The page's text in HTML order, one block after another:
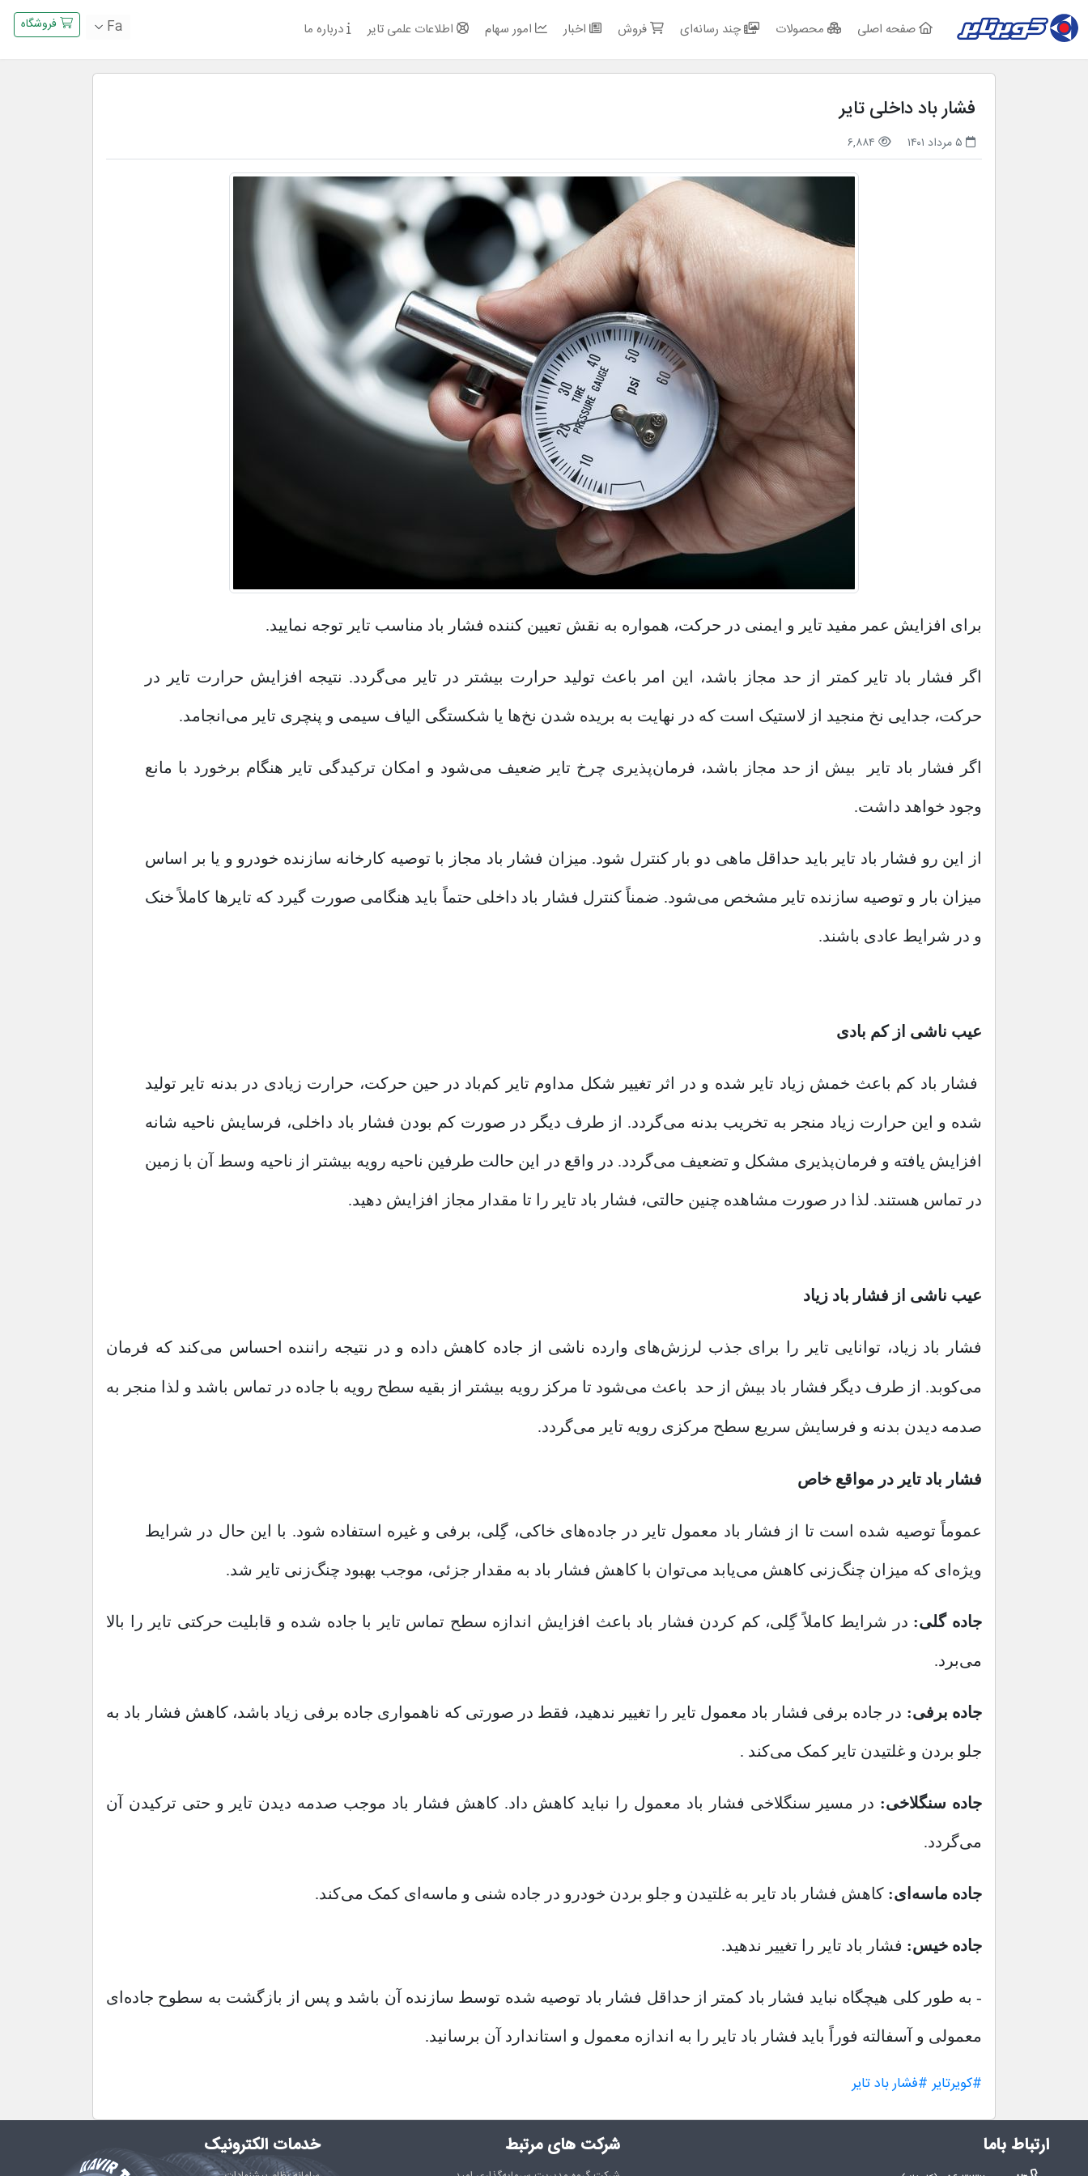
فروشگاه Fa صفحه اصلی محصولات چند رسانه‌ای فروش اخبار امور سهام اطلاعات علمی تایر درباره ما
فشار باد داخلی تایر
۵ مرداد ۱۴۰۱ ۶,۸۸۴
برای افزایش عمر مفید تایر و ایمنی در حرکت، همواره به نقش تعیین کننده فشار باد مناسب تایر توجه نمایید.
اگر فشار باد تایر کمتر از حد مجاز باشد، این امر باعث تولید حرارت بیشتر در تایر می‌گردد. نتیجه افزایش حرارت تایر در
حرکت، جدایی نخ منجید از لاستیک است که در نهایت به بریده شدن نخ‌ها یا شکستگی الیاف سیمی و پنچری تایر می‌انجامد.
اگر فشار باد تایر بیش از حد مجاز باشد، فرمان‌پذیری چرخ تایر ضعیف می‌شود و امکان ترکیدگی تایر هنگام برخورد با مانع
وجود خواهد داشت.
از این رو فشار باد تایر باید حداقل ماهی دو بار کنترل شود. میزان فشار باد مجاز با توصیه کارخانه سازنده خودرو و یا بر اساس
میزان بار و توصیه سازنده تایر مشخص می‌شود. ضمناً کنترل فشار باد داخلی حتماً باید هنگامی صورت گیرد که تایرها کاملاً خنک
و در شرایط عادی باشند.
عیب ناشی از کم بادی
فشار باد کم باعث خمش زیاد تایر شده و در اثر تغییر شکل مداوم تایر کم‌‌‌باد در حین حرکت، حرارت زیادی در بدنه تایر تولید
شده و این حرارت زیاد منجر به تخریب بدنه می‌گردد. از طرف دیگر در صورت کم بودن فشار باد داخلی، فرسایش ناحیه شانه
افزایش یافته و فرمان‌پذیری مشکل و تضعیف می‌گردد. در واقع در این حالت طرفین ناحیه رویه بیشتر از ناحیه وسط آن با زمین
در تماس هستند. لذا در صورت مشاهده چنین حالتی، فشار باد تایر را تا مقدار مجاز افزایش دهید.
عیب ناشی از فشار باد زیاد
فشار باد زیاد، توانایی تایر را برای جذب لرزش‌های وارده ناشی از جاده کاهش داده و در نتیجه راننده احساس می‌کند که فرمان
می‌کوبد. از طرف دیگر فشار باد بیش از حد باعث می‌شود تا مرکز رویه بیشتر از بقیه سطح رویه با جاده در تماس باشد و لذا منجر به
صدمه دیدن بدنه و فرسایش سریع سطح مرکزی رویه تایر می‌گردد.
فشار باد تایر در مواقع خاص
عموماً توصیه شده است تا از فشار باد معمول تایر در جاده‌های خاکی، گِلی، برفی و غیره استفاده شود. با این حال در شرایط
ویژه‌ای که میزان چنگ‌زنی کاهش می‌یابد می‌توان با کاهش فشار باد به مقدار جزئی، موجب بهبود چنگ‌زنی تایر شد.
جاده گلی: در شرایط کاملاً گِلی، کم کردن فشار باد باعث افزایش اندازه سطح تماس تایر با جاده شده و قابلیت حرکتی تایر را بالا
می‌برد.
جاده برفی: در جاده برفی فشار باد معمول تایر را تغییر ندهید، فقط در صورتی که ناهمواری جاده برفی زیاد باشد، کاهش فشار باد به
جلو بردن و غلتیدن تایر کمک می‌کند .
جاده سنگلاخی: در مسیر سنگلاخی فشار باد معمول را نباید کاهش داد. کاهش فشار باد موجب صدمه دیدن تایر و حتی ترکیدن آن
می‌گردد.
جاده ماسه‌ای: کاهش فشار باد تایر به غلتیدن و جلو بردن خودرو در جاده شنی و ماسه‌ای کمک می‌کند.
جاده خیس: فشار باد تایر را تغییر ندهید.
- به طور کلی هیچگاه نباید فشار باد کمتر از حداقل فشار باد توصیه شده توسط سازنده آن باشد و پس از بازگشت به سطوح جاده‌ای
معمولی و آسفالته فوراً باید فشار باد تایر را به اندازه معمول و استاندارد آن برسانید.
#کویرتایر #فشار باد تایر
ارتباط باما شرکت های مرتبط خدمات الکترونیک